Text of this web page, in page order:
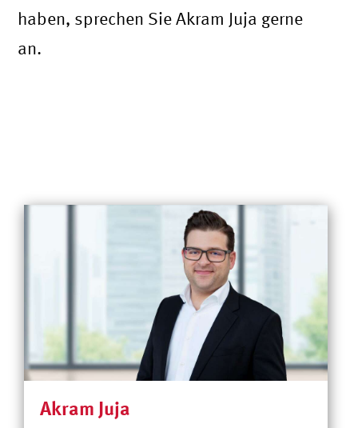
haben, sprechen Sie Akram Juja gerne
an.
Akram Juja